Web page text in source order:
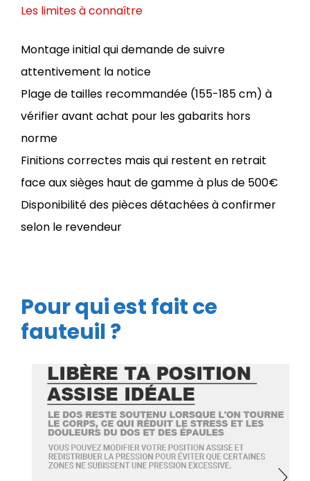
Les limites à connaître
Montage initial qui demande de suivre
attentivement la notice
Plage de tailles recommandée (155-185 cm) à
vérifier avant achat pour les gabarits hors
norme
Finitions correctes mais qui restent en retrait
face aux sièges haut de gamme à plus de 500€
Disponibilité des pièces détachées à confirmer
selon le revendeur
Pour qui est fait ce
fauteuil ?